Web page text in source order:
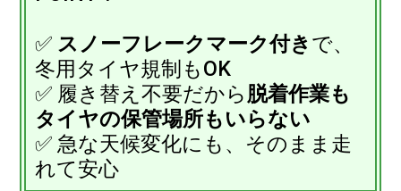
✅ スノーフレークマーク付きで、
冬用タイヤ規制もOK
✅ 履き替え不要だから脱着作業も
タイヤの保管場所もいらない
✅ 急な天候変化にも、そのまま走
れて安心